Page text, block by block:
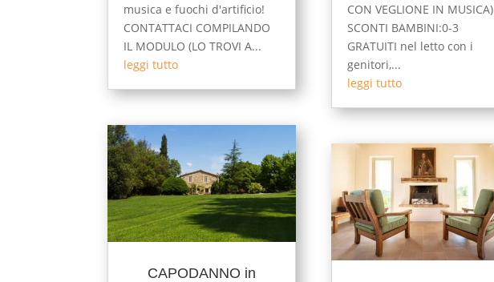
musica e fuochi d'artificio!
CONTATTACI COMPILANDO
IL MODULO (LO TROVI A...
leggi tutto
CAPODANNO in
CON VEGLIONE IN MUSICA)
SCONTI BAMBINI:0-3
GRATUITI nel letto con i
genitori,...
leggi tutto